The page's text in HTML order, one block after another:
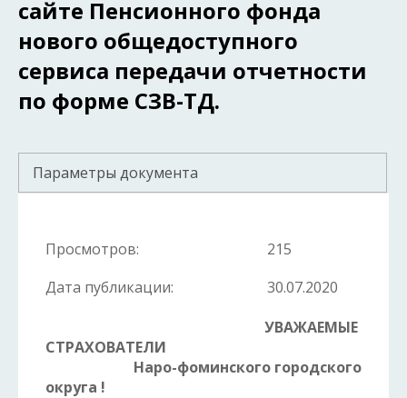
сайте Пенсионного фонда
нового общедоступного
сервиса передачи отчетности
по форме СЗВ-ТД.
Параметры документа
Просмотров:
215
Дата публикации:
30.07.2020
УВАЖАЕМЫЕ
СТРАХОВАТЕЛИ
Наро-фоминского городского
округа !